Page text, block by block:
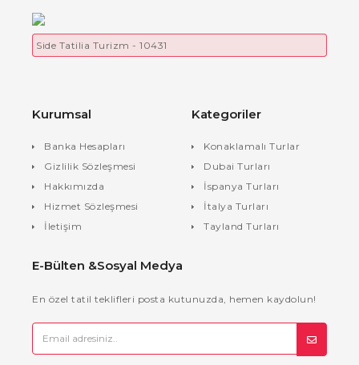
Side Tatilia Turizm - 10431
Kurumsal
Banka Hesapları
Gizlilik Sözleşmesi
Hakkımızda
Hizmet Sözleşmesi
İletişim
Kategoriler
Konaklamalı Turlar
Dubai Turları
İspanya Turları
İtalya Turları
Tayland Turları
E-Bülten &Sosyal Medya
En özel tatil teklifleri posta kutunuzda, hemen kaydolun!